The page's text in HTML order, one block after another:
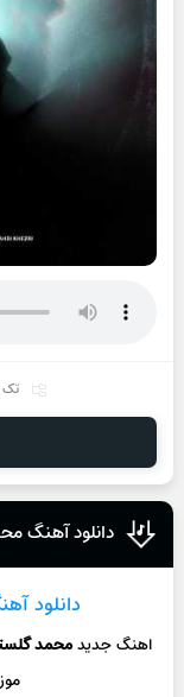
دانلود آهنگ
دانلود
اهنگ جدیدمحمد